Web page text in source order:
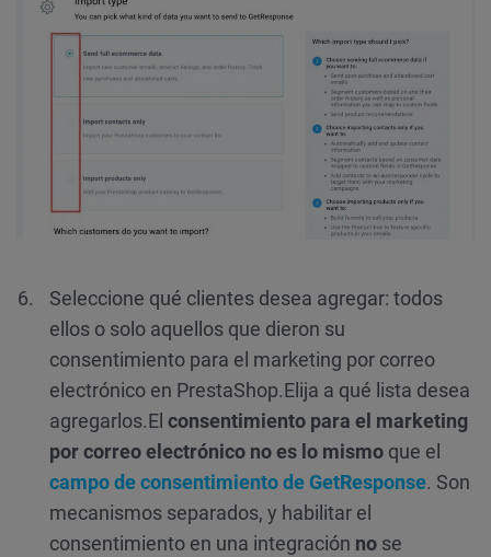
Seleccione qué clientes desea agregar: todos
ellos o solo aquellos que dieron su
consentimiento para el marketing por correo
electrónico en PrestaShop.Elija a qué lista desea
agregarlos.El consentimiento para el marketing
por correo electrónico no es lo mismo que el
campo de consentimiento de GetResponse. Son
mecanismos separados, y habilitar el
consentimiento en una integración no se